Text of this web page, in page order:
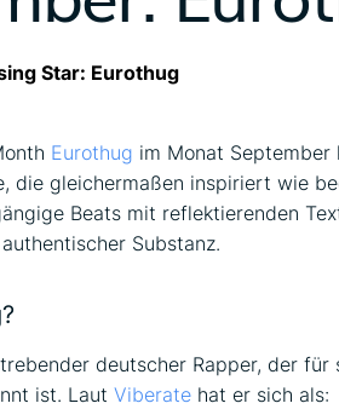
Star: Eurothug
Eurothug im Monat September
die gleichermaßen inspiriert wie
Beats mit reflektierenden
Substanz.
deutscher Rapper, der für
ist. Laut Viberate hat er sich als: